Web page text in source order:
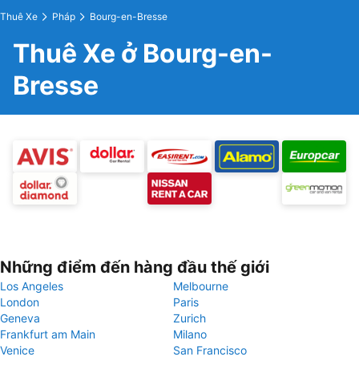
Thuê Xe Pháp Bourg-en-Bresse
Thuê Xe ở Bourg-en-
Bresse
Những điểm đến hàng đầu thế giới
Los Angeles
Melbourne
London
Paris
Geneva
Zurich
Frankfurt am Main
Milano
Venice
San Francisco